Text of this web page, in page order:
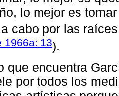
lo mejor es
cabo por las
1966a: 13).
que encuentra
por todos los